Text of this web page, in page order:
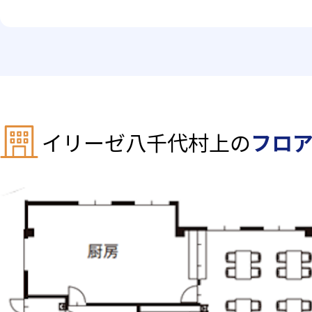
イリーゼ八千代村上のフロ